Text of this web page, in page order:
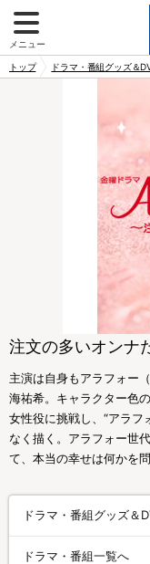
メニュー
トップ ドラマ・番組グッズ＆
注文の多いオンナ
主演は自身もアラフォー
海祐希。キャラクター色
女性役に挑戦し、“アラフ
なく描く。アラフォー世
て、本当の幸せは何かを
ドラマ・番組グッズ＆
ドラマ・番組一覧へ